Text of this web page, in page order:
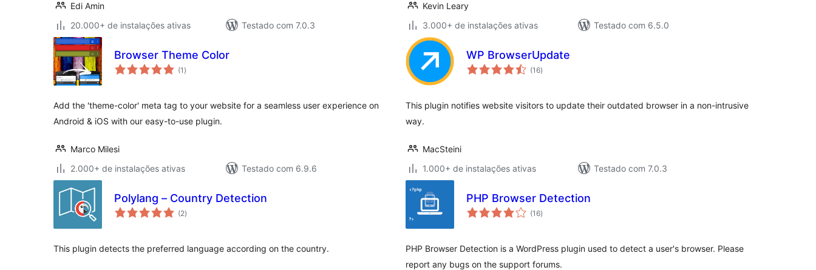
Edi Amin
20.000+ de instalações ativas
Testado com 7.0.3
Kevin Leary
3.000+ de instalações ativas
Testado com 6.5.0
Browser Theme Color
(1 total
de
)
Add the 'theme-color' meta tag to your website for a seamless user experience on
Android & iOS with our easy-to-use plugin.
Marco Milesi
2.000+ de instalações ativas
Testado com 6.9.6
WP BrowserUpdate
(16total
de
)
This plugin notifies website visitors to update their outdated browser in a non-intrusive
way.
MacSteini
1.000+ de instalações ativas
Testado com 7.0.3
Polylang – Country Detection
(2total
de
)
This plugin detects the preferred language according on the country.
PHP Browser Detection
(16total
de
)
PHP Browser Detection is a WordPress plugin used to detect a user's browser. Please
report any bugs on the support forums.